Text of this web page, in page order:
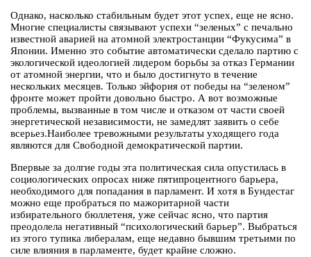
Однако, насколько стабильным будет этот успех, еще не ясно.
Многие специалисты связывают успехи “зеленых” с печально
известной аварией на атомной электростанции “Фукусима” в
Японии. Именно это событие автоматически сделало партию с
экологической идеологией лидером борьбы за отказ Германии
от атомной энергии, что и было достигнуто в течение
нескольких месяцев. Только эйфория от победы на “зеленом”
фронте может пройти довольно быстро. А вот возможные
проблемы, вызванные в том числе и отказом от части своей
энергетической независимости, не замедлят заявить о себе
всерьез.Наиболее тревожными результаты уходящего года
являются для Свободной демократической партии.
Впервые за долгие годы эта политическая сила опустилась в
социологических опросах ниже пятипроцентного барьера,
необходимого для попадания в парламент. И хотя в Бундестаг
можно еще пробраться по мажоритарной части
избирательного бюллетеня, уже сейчас ясно, что партия
преодолела негативный “психологический барьер”. Выбраться
из этого тупика либералам, еще недавно бывшим третьими по
силе влияния в парламенте, будет крайне сложно.